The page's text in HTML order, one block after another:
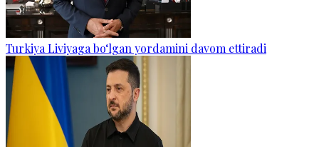
Turkiya Liviyaga bo‘lgan yordamini davom ettiradi